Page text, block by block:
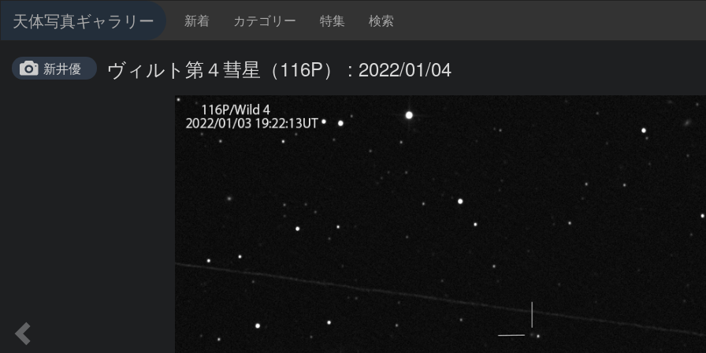
天体写真ギャラリー 新着 カテゴリー 特集 検索
新井優 ヴィルト第４彗星（116P） : 2022/01/04